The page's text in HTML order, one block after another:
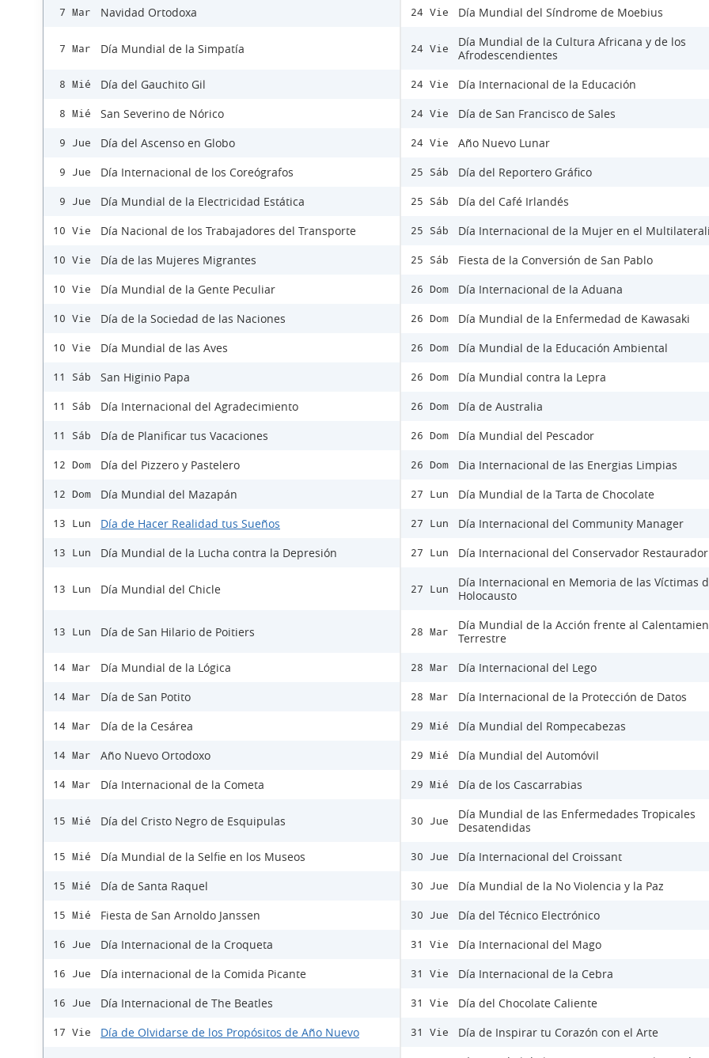
7 Mar Navidad Ortodoxa
7 Mar Día Mundial de la Simpatía
8 Mié Día del Gauchito Gil
8 Mié San Severino de Nórico
9 Jue Día del Ascenso en Globo
9 Jue Día Internacional de los Coreógrafos
9 Jue Día Mundial de la Electricidad Estática
10 Vie Día Nacional de los Trabajadores del Transporte
10 Vie Día de las Mujeres Migrantes
10 Vie Día Mundial de la Gente Peculiar
10 Vie Día de la Sociedad de las Naciones
10 Vie Día Mundial de las Aves
11 Sáb San Higinio Papa
11 Sáb Día Internacional del Agradecimiento
11 Sáb Día de Planificar tus Vacaciones
12 Dom Día del Pizzero y Pastelero
12 Dom Día Mundial del Mazapán
13 Lun Día de Hacer Realidad tus Sueños
13 Lun Día Mundial de la Lucha contra la Depresión
13 Lun Día Mundial del Chicle
13 Lun Día de San Hilario de Poitiers
14 Mar Día Mundial de la Lógica
14 Mar Día de San Potito
14 Mar Día de la Cesárea
14 Mar Año Nuevo Ortodoxo
14 Mar Día Internacional de la Cometa
15 Mié Día del Cristo Negro de Esquipulas
15 Mié Día Mundial de la Selfie en los Museos
15 Mié Día de Santa Raquel
15 Mié Fiesta de San Arnoldo Janssen
16 Jue Día Internacional de la Croqueta
16 Jue Día internacional de la Comida Picante
16 Jue Día Internacional de The Beatles
17 Vie Día de Olvidarse de los Propósitos de Año Nuevo
24 Vie Día Mundial del Síndrome de Moebius
24 Vie
Día Mundial de la Cultura Africana y de los
Afrodescendientes
24 Vie Día Internacional de la Educación
24 Vie Día de San Francisco de Sales
24 Vie Año Nuevo Lunar
25 Sáb Día del Reportero Gráfico
25 Sáb Día del Café Irlandés
25 Sáb Día Internacional de la Mujer en el
25 Sáb Fiesta de la Conversión de San Pablo
26 Dom Día Internacional de la Aduana
26 Dom Día Mundial de la Enfermedad de Kawasaki
26 Dom Día Mundial de la Educación Ambiental
26 Dom Día Mundial contra la Lepra
26 Dom Día de Australia
26 Dom Día Mundial del Pescador
26 Dom Dia Internacional de las Energias Limpias
27 Lun Día Mundial de la Tarta de Chocolate
27 Lun Día Internacional del Community Manager
27 Lun Día Internacional del Conservador Restaurador
27 Lun
Día Internacional en Memoria de las Víctimas
Holocausto
28 Mar
Día Mundial de la Acción frente al
Terrestre
28 Mar Día Internacional del Lego
28 Mar Día Internacional de la Protección de Datos
29 Mié Día Mundial del Rompecabezas
29 Mié Día Mundial del Automóvil
29 Mié Día de los Cascarrabias
30 Jue
Día Mundial de las Enfermedades Tropicales
Desatendidas
30 Jue Día Internacional del Croissant
30 Jue Día Mundial de la No Violencia y la Paz
30 Jue Día del Técnico Electrónico
31 Vie Día Internacional del Mago
31 Vie Día Internacional de la Cebra
31 Vie Día del Chocolate Caliente
31 Vie
Día de Inspirar tu Corazón con el Arte